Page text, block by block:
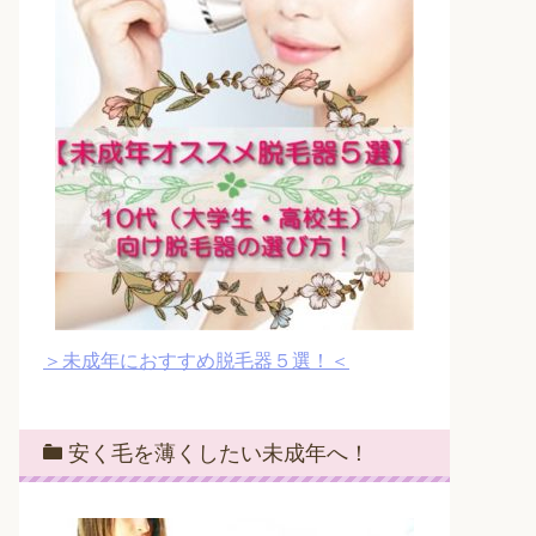
＞未成年におすすめ脱毛器５選！＜
安く毛を薄くしたい未成年へ！